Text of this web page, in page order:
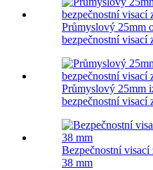
Průmyslový 25mm
bezpečnostní visací
Průmyslový 25mm
bezpečnostní visací
Bezpečnostní visací
38 mm